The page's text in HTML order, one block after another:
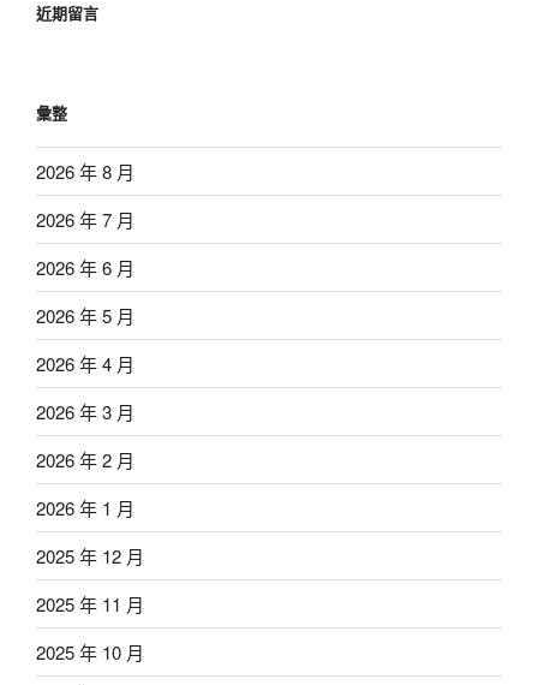
近期留言
彙整
2026 年 8 月
2026 年 7 月
2026 年 6 月
2026 年 5 月
2026 年 4 月
2026 年 3 月
2026 年 2 月
2026 年 1 月
2025 年 12 月
2025 年 11 月
2025 年 10 月